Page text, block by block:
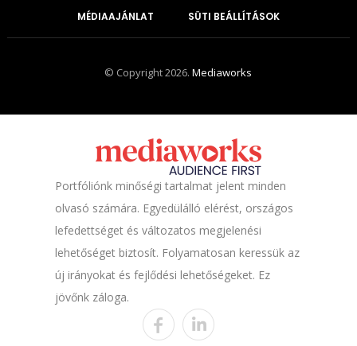
MÉDIAAJÁNLAT SÜTI BEÁLLÍTÁSOK
© Copyright 2026.Mediaworks
Portfóliónk minőségi tartalmat jelent minden
olvasó számára. Egyedülálló elérést, országos
lefedettséget és változatos megjelenési
lehetőséget biztosít. Folyamatosan keressük az
új irányokat és fejlődési lehetőségeket. Ez
jövőnk záloga.